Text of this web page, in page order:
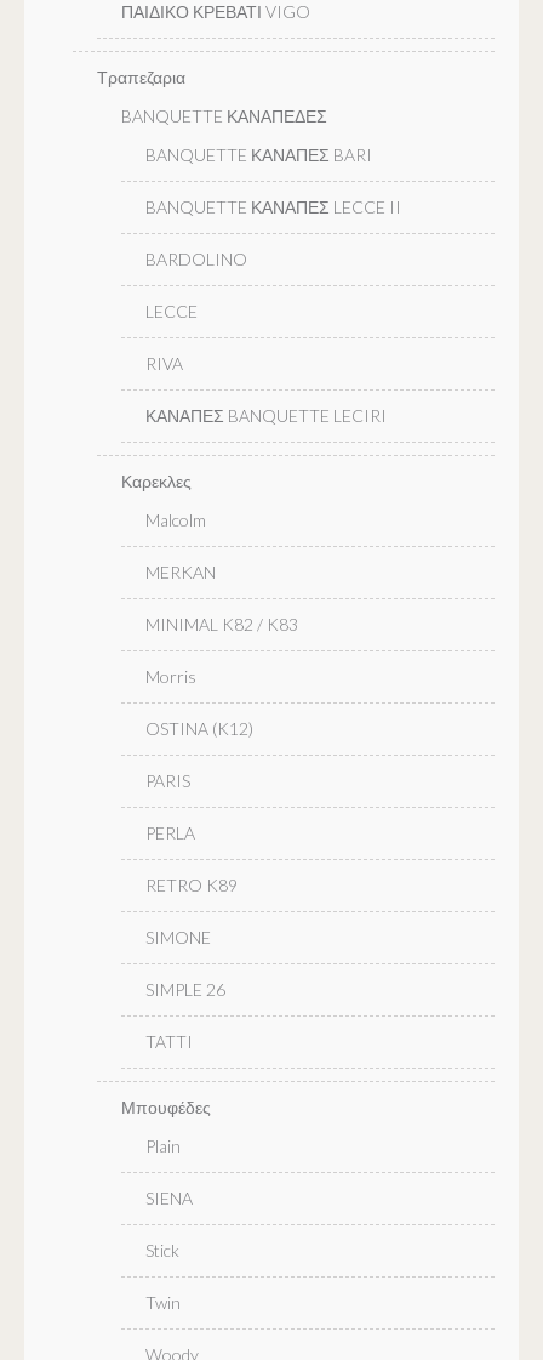
ΠΑΙΔΙΚΟ ΚΡΕΒΑΤΙ VIGO
Τραπεζαρια
BANQUETTE ΚΑΝΑΠΕΔΕΣ
BANQUETTE ΚΑΝΑΠΕΣ BARI
BANQUETTE ΚΑΝΑΠΕΣ LECCE II
BARDOLINO
LECCE
RIVA
ΚΑΝΑΠΕΣ BANQUETTE LECIRI
Καρεκλες
Malcolm
MERKAN
MINIMAL K82 / K83
Morris
OSTINA (K12)
PARIS
PERLA
RETRO K89
SIMONE
SIMPLE 26
TATTI
Μπουφέδες
Plain
SIENA
Stick
Twin
Woody